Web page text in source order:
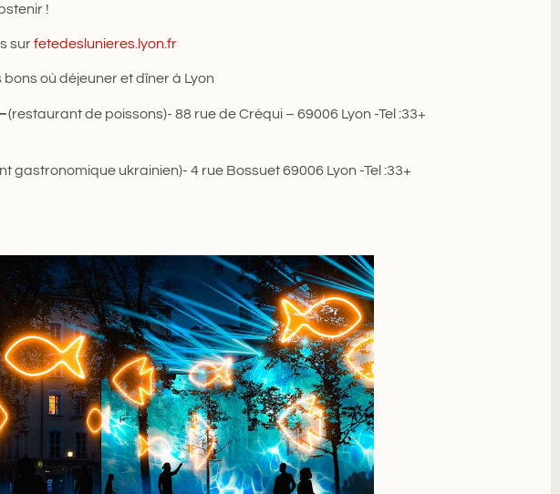
!
surfetedeslunieres.lyon.fr
où déjeuner et dîner à Lyon
(restaurant de poissons)- 88 rue de Créqui – 69006 Lyon -Tel :33+
gastronomique ukrainien)- 4 rue Bossuet 69006 Lyon -Tel :33+